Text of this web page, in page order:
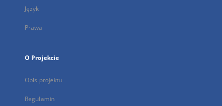
Język
Prawa
O Projekcie
Opis projektu
Regulamin